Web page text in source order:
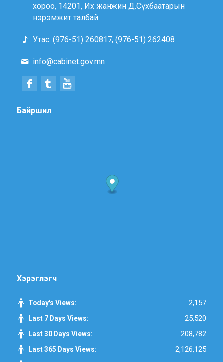
хороо, 14201, Их жанжин Д.Сүхбаатарын
нэрэмжит талбай
Утас: (976-51) 260817, (976-51) 262408
info@cabinet.gov.mn
Байршил
Хэрэглэгч
Today's Views: 2,157
Last 7 Days Views: 25,520
Last 30 Days Views: 208,782
Last 365 Days Views: 2,126,125